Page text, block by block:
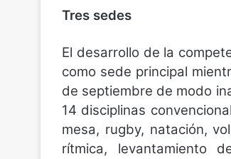
Tres sedes
El desarrollo de la
como sede principal
de septiembre de modo
14 disciplinas
mesa, rugby, natación,
rítmica, levantamiento